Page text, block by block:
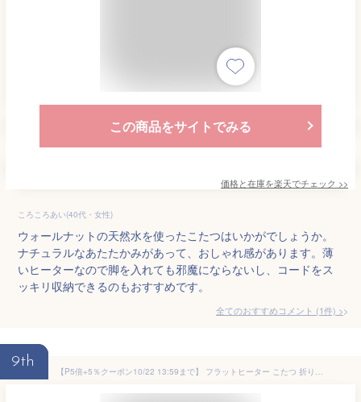
この商品をサイトでみる
価格と在庫を楽天でチェック >>
ころころあい(40代・女性)
ウォールナットの天然水を使ったこたつはいかがでしょうか。
ナチュラルなあたたかみがあって、おしゃれ感があります。薄
いヒーターなので脚を入れても邪魔にならないし、コードをス
ッキリ収納できるのもおすすめです。
全てのおすすめコメント (1件) >
9th
【P5倍+5％クーポン10/22 13:59まで】 フラットヒーター こたつ 折りたたみ 長方形 105 手元コントローラー こたつテーブル 薄型 こたつ テーブル コタツ ローテーブル おしゃれ 折れ脚 リバーシブル 省エネ 家電 200W メトロ 北欧 楽天 送料無料 【1年無料保証付】